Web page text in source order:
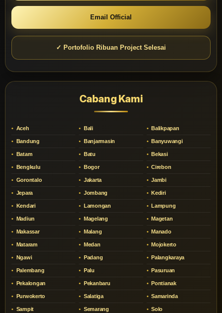
Email Official
✓ Portofolio Ribuan Project Selesai
Cabang Kami
Aceh Bali Balikpapan
Bandung Banjarmasin Banyuwangi
Batam Batu Bekasi
Bengkulu Bogor Cirebon
Gorontalo Jakarta Jambi
Jepara Jombang Kediri
Kendari Lamongan Lampung
Madiun Magelang Magetan
Makassar Malang Manado
Mataram Medan Mojokerto
Ngawi Padang Palangkaraya
Palembang Palu Pasuruan
Pekalongan Pekanbaru Pontianak
Purwokerto Salatiga Samarinda
Sampit Semarang Solo